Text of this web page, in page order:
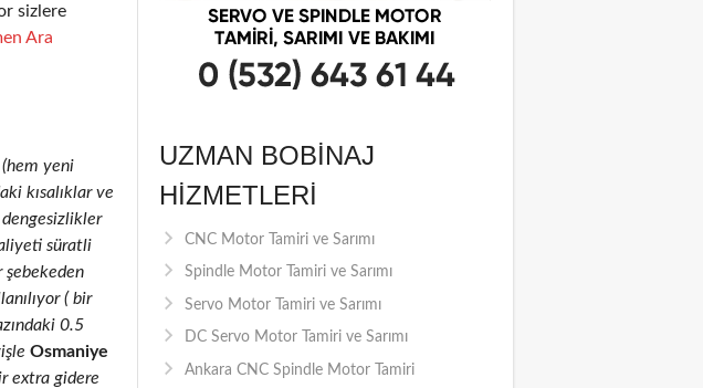
sizlere
Ara
(hem yeni
kısalıklar ve
dengesizlikler
süratli
( bir
0.5
Osmaniye
extra gidere
UZMAN BOBINAJ
HIZMETLERI
CNC Motor Tamiri ve Sarımı
Spindle Motor Tamiri ve Sarımı
Servo Motor Tamiri ve Sarımı
DC Servo Motor Tamiri ve Sarımı
Ankara CNC Spindle Motor Tamiri